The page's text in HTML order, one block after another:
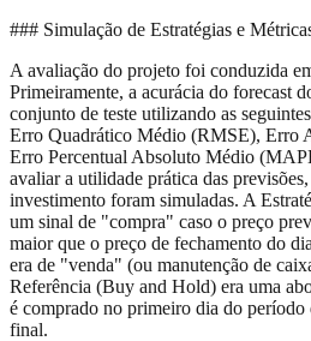
### Simulação de Estratégias e
A avaliação do projeto foi conduzida
Primeiramente, a acurácia do forecast
conjunto de teste utilizando as
Erro Quadrático Médio (RMSE), Erro
Erro Percentual Absoluto Médio
avaliar a utilidade prática das
investimento foram simuladas. A
um sinal de "compra" caso o preço
maior que o preço de fechamento do
era de "venda" (ou manutenção de
Referência (Buy and Hold) era uma
é comprado no primeiro dia do período
final.